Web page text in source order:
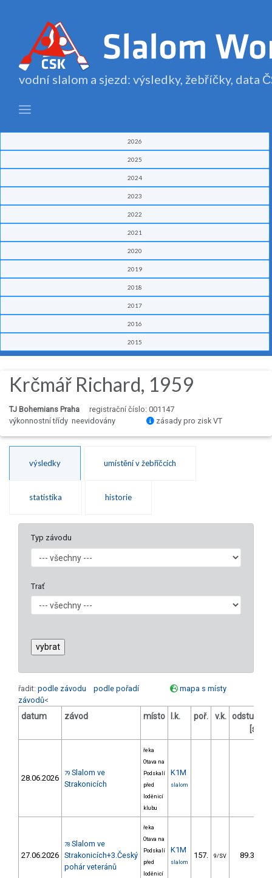
vodní slalom a sjezd: výsledky, žebříčky, data
2026
2025
2024
2023
2022
2021
2020
2019
2018
2017
2016
2015
Krčmář Richard, 1959
TJ Bohemians Praha
registrační číslo: 001147
výkonnostní třídy neevidovány
zásady pro zisk VT
výsledky umístění v žebříčcích
statistika historie
Typ závodu
Trať
řadit: podle závodu podle pořadí
mapa s místy
závodů<
datum závod místo l.k. poř. v.k. odstup
[s]
28.06.2026 79 Slalom ve
Strakonicích
řeka
Otava na
Podskalí
před
loděnicí
klubu
K1M
slalom
27.06.2026
78 Slalom ve
Strakonicích+3.Český
pohár veteránů
řeka
Otava na
Podskalí
před
loděnicí
K1M
slalom
157. 9/SV 89.32